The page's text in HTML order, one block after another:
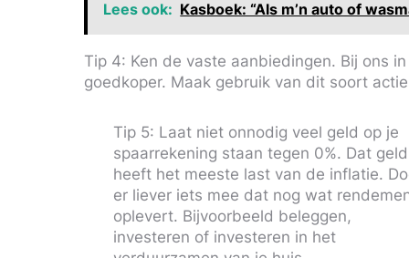
Lees ook: Kasboek: “Als m’n auto of
Tip 4: Ken de vaste aanbiedingen. Bij ons
goedkoper. Maak gebruik van dit soort
Tip 5: Laat niet onnodig veel geld op je
spaarrekening staan tegen 0%. Dat geld
heeft het meeste last van de inflatie.
er liever iets mee dat nog wat
oplevert. Bijvoorbeeld beleggen,
investeren of investeren in het